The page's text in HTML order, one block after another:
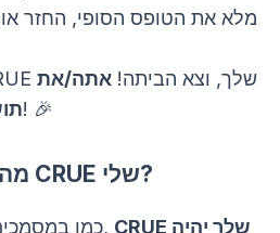
מלא את הטופס הסופי, החזר
חתום על מסמך CRUE שלך, וצא הביתה! אתה/את
! 🎉
מה ניתן למצוא במסמך CRUE שלי?
כמו במסמכים רבים אחרים בפורטוגל, CRUE שלך יהיה